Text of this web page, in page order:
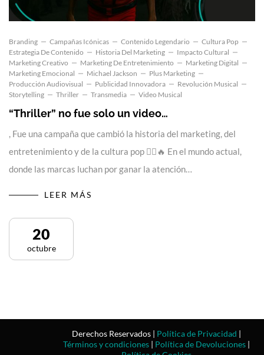
Branding Campañas Icónicas Contenido Legendario
Cultura Pop
Estrategia De Contenido
Historia Del Marketing
Impacto Cultural
Marketing Creativo
Marketing De Entretenimiento
Marketing Digital
Marketing Emocional
Michael Jackson
Plus Marketing
Producción Audiovisual
Publicidad Innovadora
Revolución Musical
Storytelling
Thriller Transmedia Video Musical
“Thriller” no fue solo un video…
, Fue una campaña que cambió la historia del marketing, del
entretenimiento y de la cultura pop 🧟‍♂️🔥 En el mundo actual,
donde las marcas luchan por ganar la atención…
LEER MÁS
20
octubre
Derechos Reservados | Política de Privacidad |
Términos y condiciones | Política de Devoluciones |